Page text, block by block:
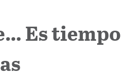
Es tiempo